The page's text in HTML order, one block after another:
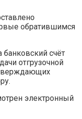
обратившимся
счёт
отгрузочной
электронный